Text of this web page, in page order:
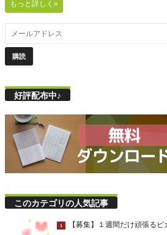
もっと詳しく»
好評配布中♪
このカテゴリの人気記事
1 【募集】１週間だけ頑張る